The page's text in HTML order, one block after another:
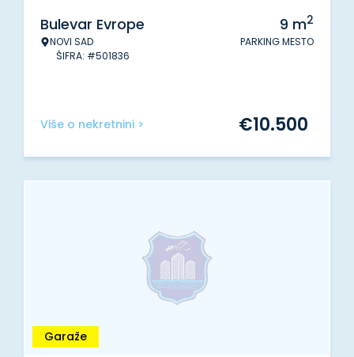
Bulevar Evrope
NOVI SAD
ŠIFRA: #501836
9 m2
PARKING MESTO
Više o nekretnini > €10.500
Garaže